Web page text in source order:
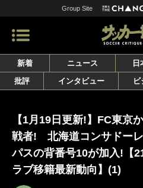
Group Site
新着 ニュース 日
批評
インタビュー ビ
【1月19日更新!】FC東京
戦者! 北海道コンサドー
パスの背番号10が加入!【
ラブ移籍最新動向】(1)